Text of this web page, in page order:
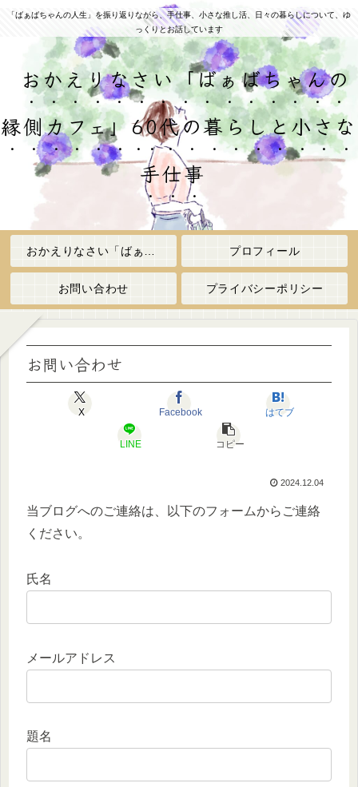
「ばぁばちゃんの人生」を振り返りながら、手仕事、小さな推し活、日々の暮らしについて、ゆ
っくりとお話しています
おかえりなさい「ばぁばちゃんの
縁側カフェ」60代の暮らしと小さな
手仕事
プロフィール
お問い合わせ プライバシーポリシー
お問い合わせ
X Facebook はてブ
LINE コピー
2024.12.04
当ブログへのご連絡は、以下のフォームからご連絡
ください。
氏名
メールアドレス
題名